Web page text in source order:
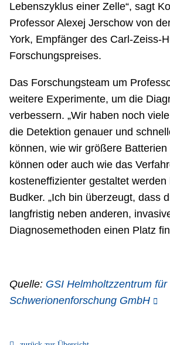
Lebenszyklus einer Zelle“, sagt
Professor Alexej Jerschow von
York, Empfänger des Carl-Zeiss-
Forschungspreises.
Das Forschungsteam um
weitere Experimente, um die
verbessern. „Wir haben noch
die Detektion genauer und
können, wie wir größere
können oder auch wie das
kosteneffizienter gestaltet werden
Budker. „Ich bin überzeugt, dass
langfristig neben anderen,
Diagnosemethoden einen Platz
Quelle: GSI Helmholtzzentrum für
Schwerionenforschung GmbH